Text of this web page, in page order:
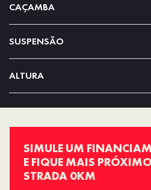
CAÇAMBA
SUSPENSÃO
ALTURA
SIMULE UM
E FIQUE MAIS
STRADA 0KM